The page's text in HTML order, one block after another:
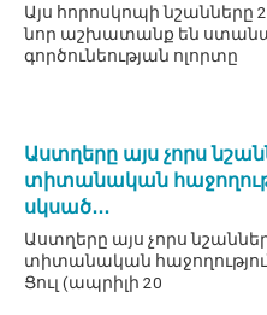
Այս հորոսկոպի նշանները
նոր աշխատանք են
գործունեության ոլորտը
Աստղերը այս չորս
տիտանական
սկսած․․․
Աստղերը այս չորս
տիտանական
Ցուլ (ապրիլի 20